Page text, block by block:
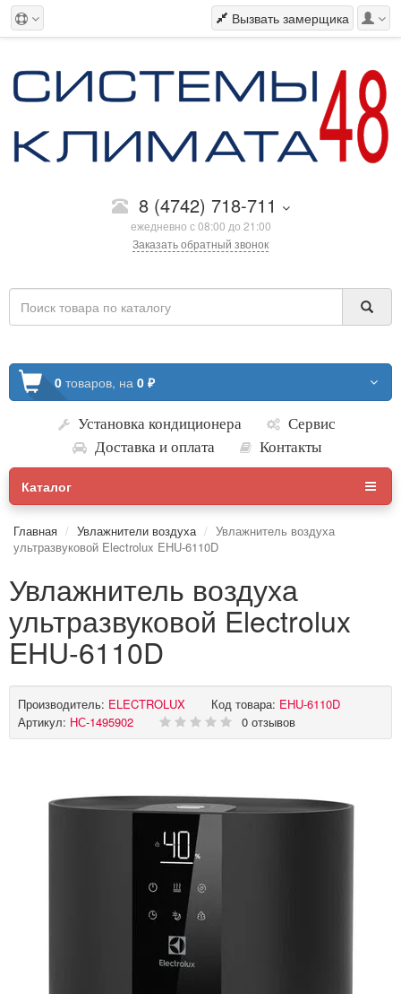
Вызвать замерщика
8 (4742) 718-711
ежедневно с 08:00 до 21:00
Заказать обратный звонок
0 товаров, на 0 ₽
Установка кондиционера
Сервис
Доставка и оплата
Контакты
Каталог
Главная Увлажнители воздуха
Увлажнитель воздуха
ультразвуковой Electrolux EHU-6110D
Увлажнитель воздуха
ультразвуковой Electrolux
EHU-6110D
Производитель: ELECTROLUX Код товара: EHU-6110D
Артикул: НС-1495902 0 отзывов